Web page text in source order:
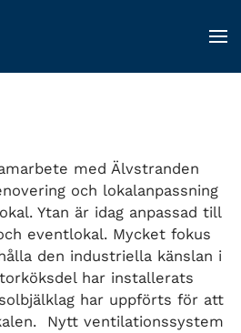
med Älvstranden
och lokalanpassning
Ytan är idag anpassad till
eventlokal. Mycket fokus
den industriella känslan i
har installerats
har uppförts för att
Nytt ventilationssystem